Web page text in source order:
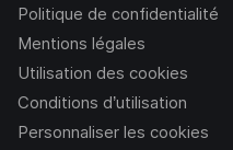
Politique de confidentialité
Mentions légales
Utilisation des cookies
Conditions d’utilisation
Personnaliser les cookies